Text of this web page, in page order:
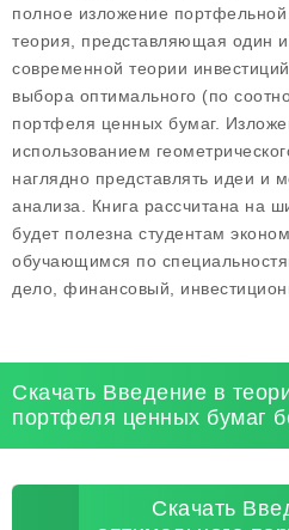
полное изложение
теория, представляющая один
современной теории
выбора оптимального (по
портфеля ценных бумаг.
использованием
наглядно представлять идеи и
анализа. Книга рассчитана на
будет полезна студентам
обучающимся по
дело, финансовый,
Скачать Введение в
портфеля ценных бумаг
Скачать